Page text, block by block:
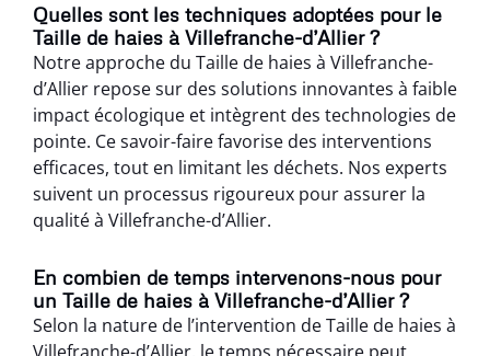
Quelles sont les techniques adoptées pour le
Taille de haies à Villefranche-d’Allier ?
Notre approche du Taille de haies à Villefranche-
d’Allier repose sur des solutions innovantes à faible
impact écologique et intègrent des technologies de
pointe. Ce savoir-faire favorise des interventions
efficaces, tout en limitant les déchets. Nos experts
suivent un processus rigoureux pour assurer la
qualité à Villefranche-d’Allier.
En combien de temps intervenons-nous pour
un Taille de haies à Villefranche-d’Allier ?
Selon la nature de l’intervention de Taille de haies à